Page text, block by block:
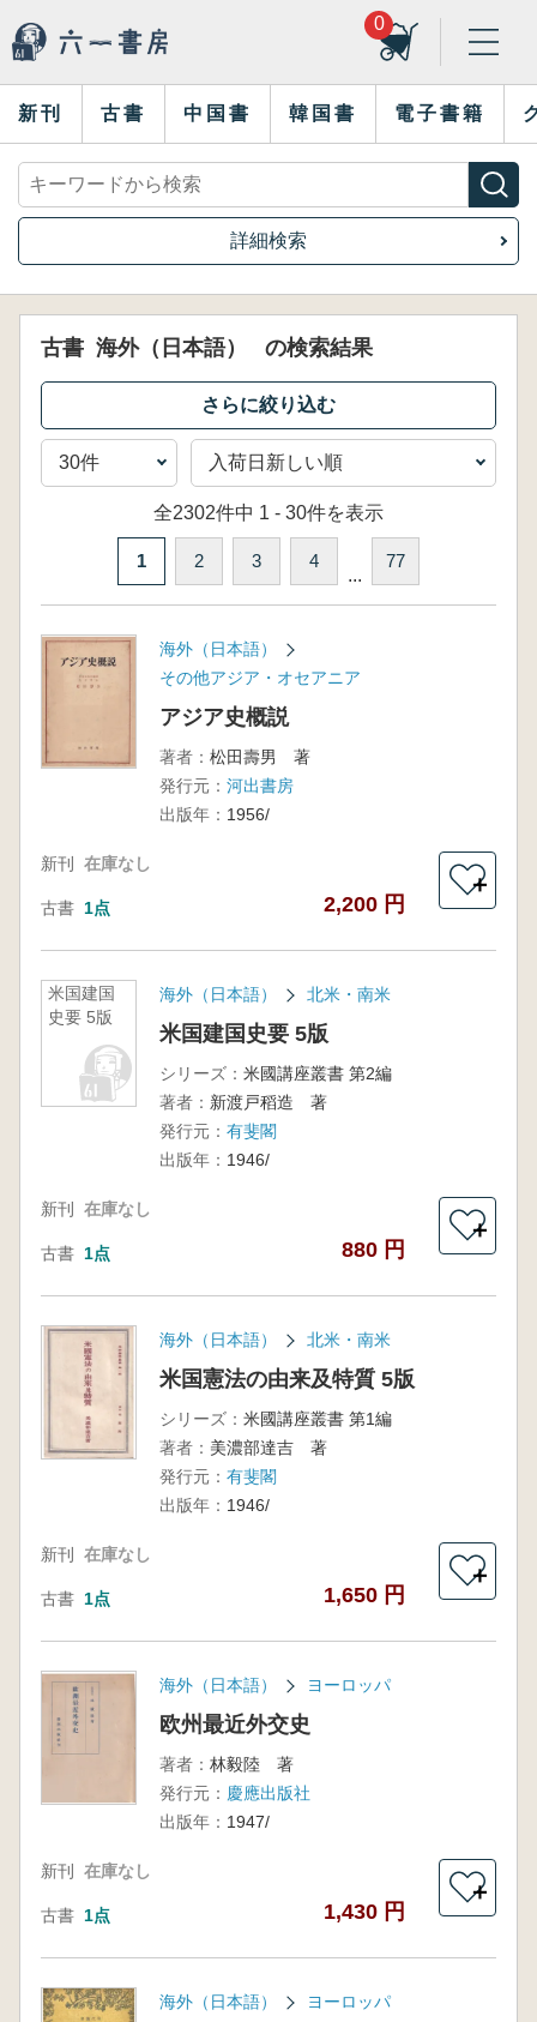
0
新刊 古書 中国書 韓国書 電子書籍
詳細検索
古書 海外（日本語） の検索結果
全2302件中 1 - 30件を表示
1 2 3 4
...
77
海外（日本語）
その他アジア・オセアニア
アジア史概説
著者： 松田壽男 著
発行元： 河出書房
出版年： 1956/
新刊 在庫なし
古書 1点 2,200 円
＋
米国建国
史要 5版
海外（日本語） 北米・南米
米国建国史要 5版
シリーズ： 米國講座叢書 第2編
著者： 新渡戸稻造 著
発行元： 有斐閣
出版年： 1946/
新刊 在庫なし
古書 1点 880 円
＋
海外（日本語） 北米・南米
米国憲法の由来及特質 5版
シリーズ： 米國講座叢書 第1編
著者： 美濃部達吉 著
発行元： 有斐閣
出版年： 1946/
新刊 在庫なし
古書 1点 1,650 円
＋
海外（日本語） ヨーロッパ
欧州最近外交史
著者： 林毅陸 著
発行元： 慶應出版社
出版年： 1947/
新刊 在庫なし
古書 1点 1,430 円
＋
海外（日本語） ヨーロッパ